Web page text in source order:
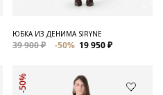
ЮБКА ИЗ ДЕНИМА SIRYNE
39 900 ₽ -50% 19 950 ₽
-50%